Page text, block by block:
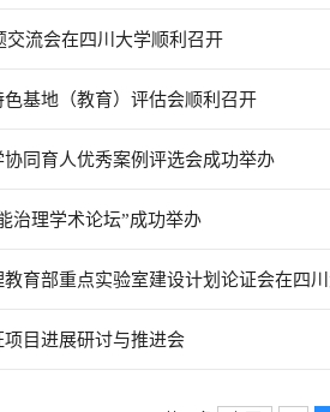
交流会在四川大学顺利召开
基地（教育）评估会顺利召开
同育人优秀案例评选会成功举办
治理学术论坛”成功举办
育部重点实验室建设计划论证会在四
目进展研讨与推进会